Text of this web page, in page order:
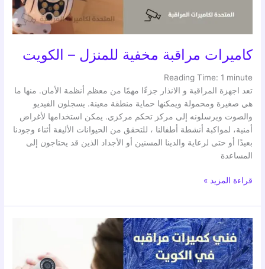
كاميرات مراقبة مخفية للمنزل – الكويت
Reading Time: 1 minute
تعد اجهزة المراقبة و الانذار جزءًا مهمًا من معظم أنظمة الأمان. منها ما
هي صغيرة ومحمولة ويمكنها حماية منطقة معينة. يسجلون الفيديو
والصوت ويرسلونه إلى مركز تحكم مركزي. يمكن استخدامها لأغراض
أمنية، لمواكبة أنشطة أطفالنا ، للتحقق من الحيوانات الأليفة أثناء وجودنا
بعيدًا أو حتى لرعاية والدينا المسنين أو الأجداد الذين قد يحتاجون إلى
المساعدة
قراءة المزيد »
كاميرا
مراقبة
اطفال
في